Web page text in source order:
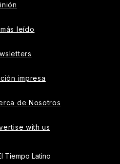
leído
impresa
de Nosotros
with us
Tiempo Latino